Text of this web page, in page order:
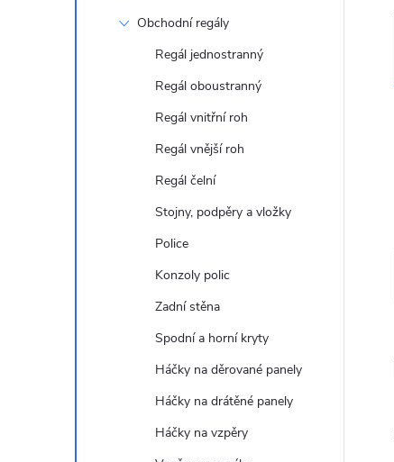
Obchodní regály
Regál jednostranný
Regál oboustranný
Regál vnitřní roh
Regál vnější roh
Regál čelní
Stojny, podpěry a vložky
Police
Konzoly polic
Zadní stěna
Spodní a horní kryty
Háčky na děrované panely
Háčky na drátěné panely
Háčky na vzpěry